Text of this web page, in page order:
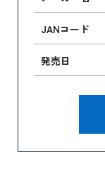
JANコード
発売日